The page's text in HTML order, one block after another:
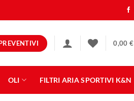
0,00 €
OLI FILTRI ARIA SPORTIVI K&N